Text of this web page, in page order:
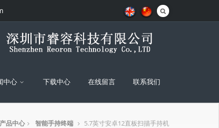
中心 下载中心 在线留言 联系我们
产品中心 智能手持终端 5.7英寸安卓12直板扫描手持机